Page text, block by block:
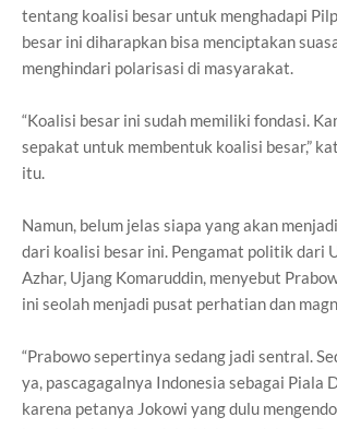
tentang koalisi besar untuk menghadapi
besar ini diharapkan bisa menciptakan
menghindari polarisasi di masyarakat.
“Koalisi besar ini sudah memiliki fondasi.
sepakat untuk membentuk koalisi besar,”
itu.
Namun, belum jelas siapa yang akan
dari koalisi besar ini. Pengamat politik dari
Azhar, Ujang Komaruddin, menyebut
ini seolah menjadi pusat perhatian dan
“Prabowo sepertinya sedang jadi sentral.
ya, pascagagalnya Indonesia sebagai Piala
karena petanya Jokowi yang dulu